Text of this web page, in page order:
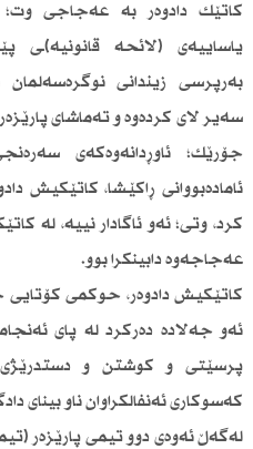
کاتێك دادوەر بە عەجاجی وت؛
یاساییەی (لائحە قانونیە)ـی
بەرپرسی زیندانی نوگرەسەلمان
سەیر لای کردەوە و تەماشای
جۆرێك؛ ئاوڕدانەوەکەی
ئامادەبووانی ڕاکێشا، کاتێكیش
کرد، وتی؛ ئەو ئاگادار نییە، لە
عەجاجەوە دابینکرا بوو.
کاتێكیش دادوەر، حوکمی کۆتایی
ئەو جەلادە دەرکرد لە پای
پرسێتی و کوشتن و
کەسوکاری ئەنفالکراوان ناو بینای
لەگەڵ ئەوەی دوو تیمی پارێزەر